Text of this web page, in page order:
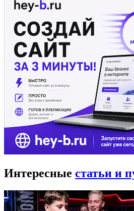
Интересные статьи и